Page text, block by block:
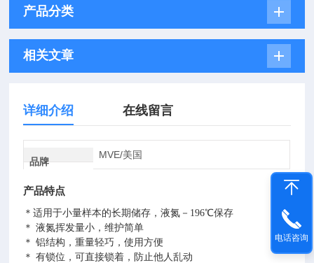
产品分类
相关文章
详细介绍 在线留言
品牌
MVE/美国
产品特点
＊适用于小量样本的长期储存，液氮－196℃保存
＊ 液氮挥发量小，维护简单
＊ 铝结构，重量轻巧，使用方便
＊ 有锁位，可直接锁着，防止他人乱动
电话咨询